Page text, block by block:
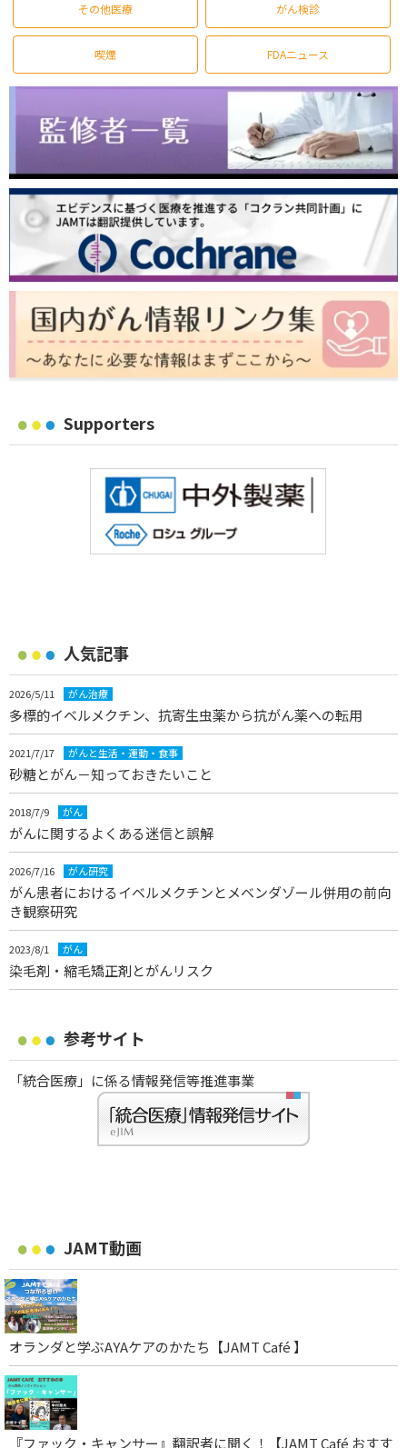
その他医療 がん検診
喫煙 FDAニュース
Supporters
人気記事
2026/5/11 がん治療
多標的イベルメクチン、抗寄生虫薬から抗がん薬への転用
2021/7/17 がんと生活・運動・食事
砂糖とがん－知っておきたいこと
2018/7/9 がん
がんに関するよくある迷信と誤解
2026/7/16 がん研究
がん患者におけるイベルメクチンとメベンダゾール併用の前向
き観察研究
2023/8/1 がん
染毛剤・縮毛矯正剤とがんリスク
参考サイト
「統合医療」に係る情報発信等推進事業
JAMT動画
オランダと学ぶAYAケアのかたち【JAMT Café 】
『ファック・キャンサー』翻訳者に聞く！【JAMT Café おすす